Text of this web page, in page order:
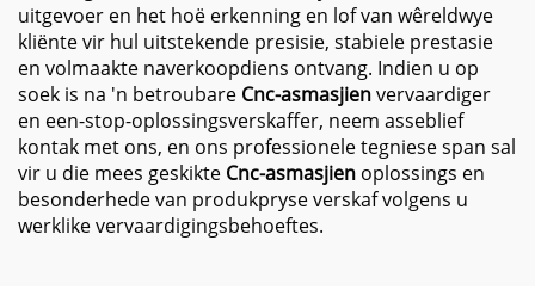
uitgevoer en het hoë erkenning en lof van wêreldwye
kliënte vir hul uitstekende presisie, stabiele prestasie
en volmaakte naverkoopdiens ontvang. Indien u op
soek is na 'n betroubare Cnc-asmasjienvervaardiger
en een-stop-oplossingsverskaffer, neem asseblief
kontak met ons, en ons professionele tegniese span sal
vir u die mees geskikte Cnc-asmasjien oplossings en
besonderhede van produkpryse verskaf volgens u
werklike vervaardigingsbehoeftes.